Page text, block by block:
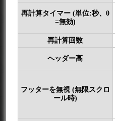
再計算タイマー (単位:秒、0
=無効)
再計算回数
ヘッダー高
フッターを無視 (無限スクロ
ール時)